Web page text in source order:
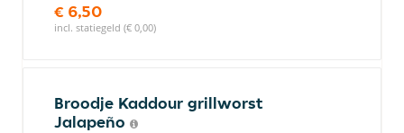
€ 6,50
incl. statiegeld (€ 0,00)
Broodje Kaddour grillworst
Jalapeño